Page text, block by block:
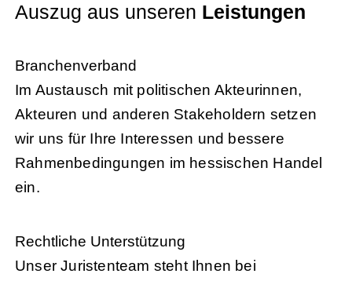
Auszug aus unseren Leistungen
Branchenverband
Im Austausch mit politischen Akteurinnen,
Akteuren und anderen Stakeholdern setzen
wir uns für Ihre Interessen und bessere
Rahmenbedingungen im hessischen Handel
ein.
Rechtliche Unterstützung
Unser Juristenteam steht Ihnen bei